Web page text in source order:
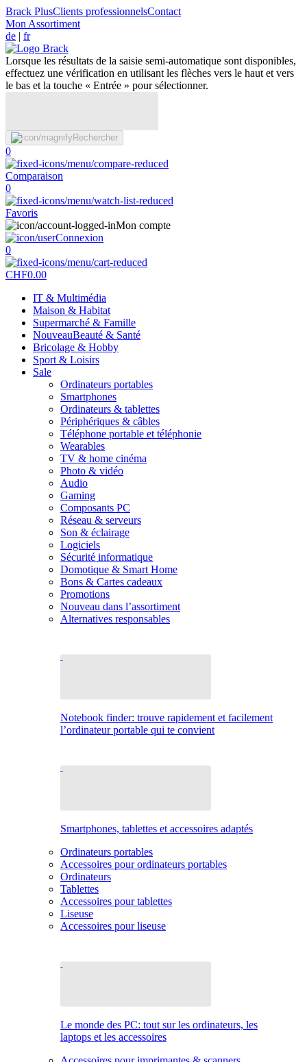
Brack PlusClients professionnelsContact
Mon Assortiment
de | fr
Lorsque les résultats de la saisie semi-automatique sont disponibles,
effectuez une vérification en utilisant les flèches vers le haut et vers
le bas et la touche « Entrée » pour sélectionner.
Rechercher
0
Comparaison
0
Favoris
Mon compte
Connexion
0
CHF0.00
IT & Multimédia
Maison & Habitat
Supermarché & Famille
NouveauBeauté & Santé
Bricolage & Hobby
Sport & Loisirs
Sale
Ordinateurs portables
Smartphones
Ordinateurs & tablettes
Périphériques & câbles
Téléphone portable et téléphonie
Wearables
TV & home cinéma
Photo & vidéo
Audio
Gaming
Composants PC
Réseau & serveurs
Son & éclairage
Logiciels
Sécurité informatique
Domotique & Smart Home
Bons & Cartes cadeaux
Promotions
Nouveau dans l’assortiment
Alternatives responsables
Notebook finder: trouve rapidement et facilement
l’ordinateur portable qui te convient
Smartphones, tablettes et accessoires adaptés
Ordinateurs portables
Accessoires pour ordinateurs portables
Ordinateurs
Tablettes
Accessoires pour tablettes
Liseuse
Accessoires pour liseuse
Le monde des PC: tout sur les ordinateurs, les
laptops et les accessoires